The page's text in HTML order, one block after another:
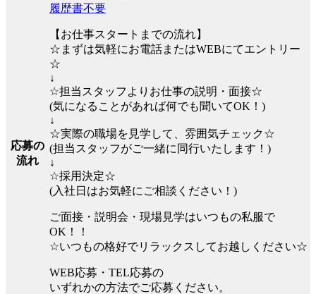
応募の
流れ
履歴書不要
【お仕事スタートまでの流れ】
☆まずは気軽にお電話またはWEBにてエントリー
☆
↓
☆担当スタッフよりお仕事の説明・面接☆
(気になることがあれば何でも聞いてOK！)
↓
☆実際の職場を見学して、雰囲気チェック☆
(担当スタッフがご一緒に同行いたします！)
↓
☆採用決定☆
(入社日はお気軽にご相談ください！)
ご面接・説明会・現場見学はいつもの私服で
OK！！
☆いつもの格好でリラックスしてお越しください☆
WEB応募・TEL応募の
いずれかの方法でご応募ください。